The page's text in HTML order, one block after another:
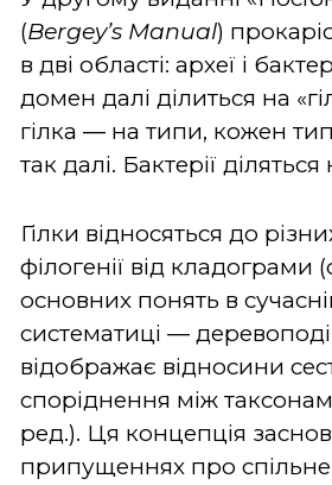
(Bergey’s Manual)
в дві області: археї і
домен далі ділиться на
гілка ― на типи, кожен
так далі. Бактерії діляться
Гілки відносяться до
філогенії від кладограми
основних понять в
систематиці ―
відображає відносини
споріднення між
ред.). Ця концепція
припущеннях про